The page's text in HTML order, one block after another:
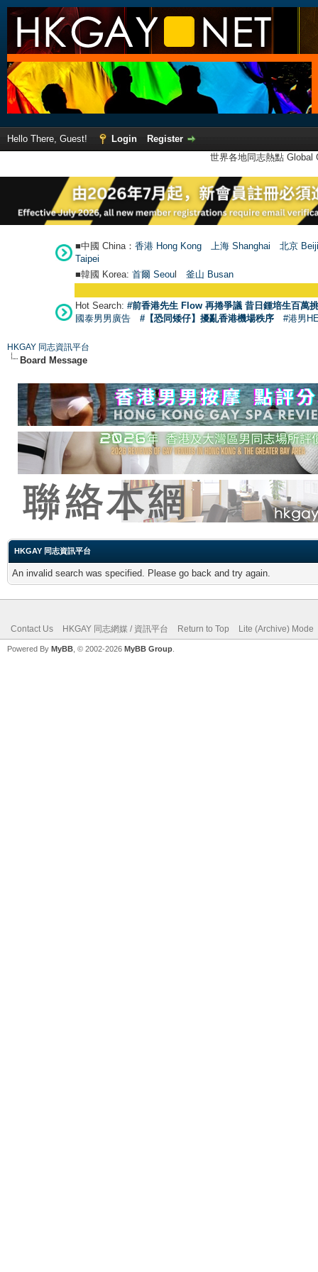
Hello There, Guest! Login
Register
世界各地同志熱點
■中國 China： 香港 Hong Kong 上海 Shanghai
北京
Taipei
■韓國 Korea: 首爾 Seoul 釜山 Busan
Hot Search: #前香港先生 Flow 再捲爭議 昔日鍾培生百萬
國泰男男廣告
#【恐同矮仔】擾亂香港機場秩序 #港男
HKGAY 同志資訊平台
Board Message
HKGAY 同志資訊平台
An invalid search was specified. Please go back and try again.
Contact Us HKGAY 同志網媒 / 資訊平台 Return to Top Lite (Archive) Mode
Powered By MyBB , © 2002-2026 MyBB Group